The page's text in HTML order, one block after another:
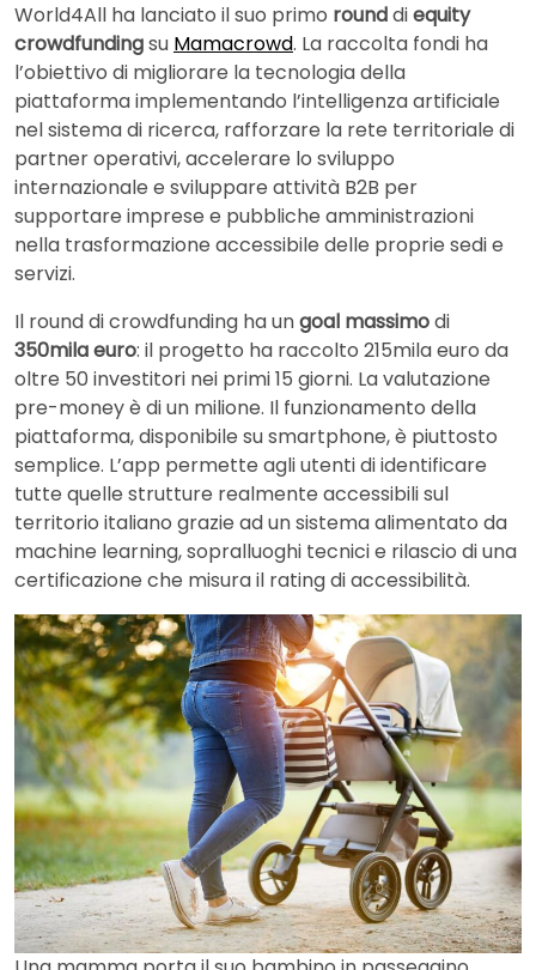
World4All ha lanciato il suo primo rounddiequity
crowdfundingsu Mamacrowd. La raccolta fondi ha
l’obiettivo di migliorare la tecnologia della
piattaforma implementando l’intelligenza artificiale
nel sistema di ricerca, rafforzare la rete territoriale di
partner operativi, accelerare lo sviluppo
internazionale e sviluppare attività B2B per
supportare imprese e pubbliche amministrazioni
nella trasformazione accessibile delle proprie sedi e
servizi.
Il round di crowdfunding ha ungoal massimodi
350mila euro: il progetto ha raccolto 215mila euro da
oltre 50 investitori nei primi 15 giorni. La valutazione
pre-money è di un milione. Il funzionamento della
piattaforma, disponibile su smartphone, è piuttosto
semplice. L’app permette agli utenti di identificare
tutte quelle strutture realmente accessibili sul
territorio italiano grazie ad un sistema alimentato da
machine learning, sopralluoghi tecnici e rilascio di una
certificazione che misura il rating di accessibilità.